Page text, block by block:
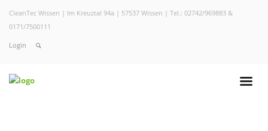
CleanTec Wissen | Im Kreuztal 94a | 57537 Wissen | Tel.: 02742/969883 &
0171/7500111
Login